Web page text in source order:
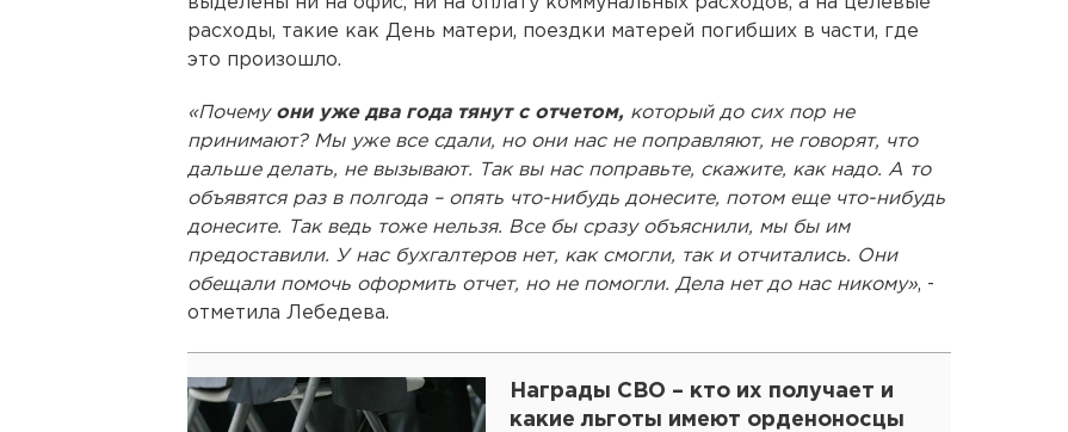
расходы, такие как День матери, поездки матерей погибших в части, где
это произошло.
«Почему они уже два года тянут с отчетом, который до сих пор не
принимают? Мы уже все сдали, но они нас не поправляют, не говорят, что
дальше делать, не вызывают. Так вы нас поправьте, скажите, как надо. А то
объявятся раз в полгода – опять что-нибудь донесите, потом еще что-нибудь
донесите. Так ведь тоже нельзя. Все бы сразу объяснили, мы бы им
предоставили. У нас бухгалтеров нет, как смогли, так и отчитались. Они
обещали помочь оформить отчет, но не помогли. Дела нет до нас никому», -
отметила Лебедева.
Награды СВО – кто их получает и
какие льготы имеют орденоносцы